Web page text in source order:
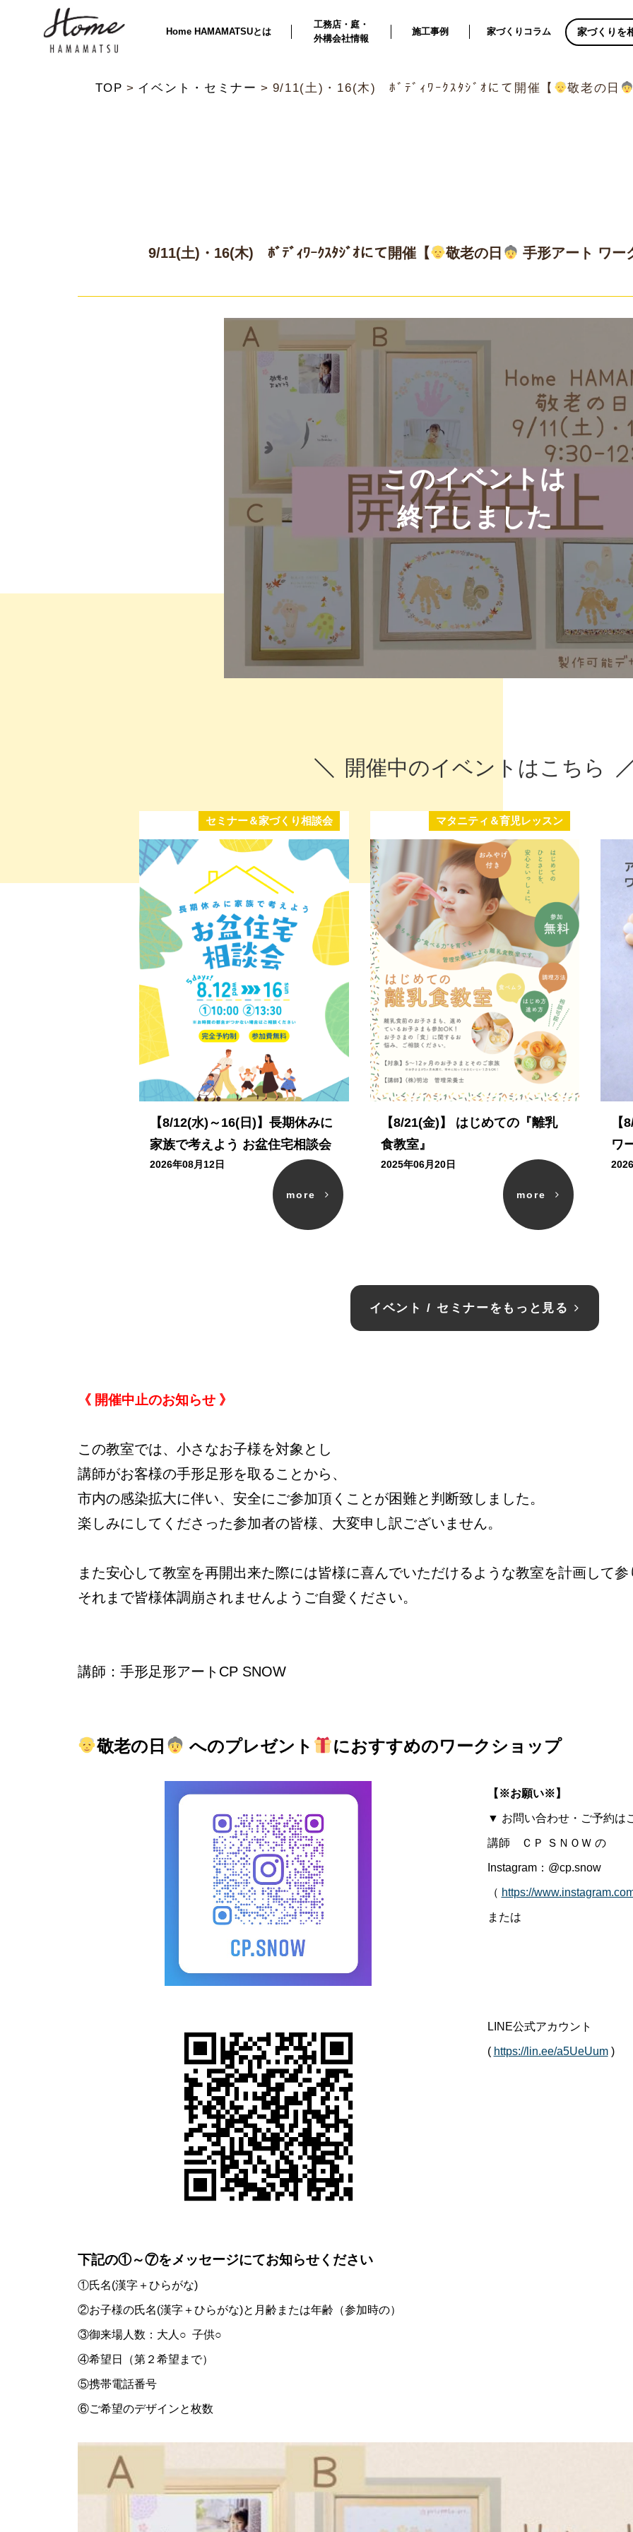
Home HAMAMATSUとは
工務店・庭・
外構会社情報
施工事例 家づくりコラム 家づくりを
TOP イベント・セミナー 9/11(土)・16(木) ﾎﾞﾃﾞｨﾜｰｸｽﾀｼﾞｵにて開催【 敬老の日
9/11(土)・16(木) ﾎﾞﾃﾞｨﾜｰｸｽﾀｼﾞｵにて開催【 敬老の日 手形アート ワー
このイベントは
終了しました
開催中のイベントはこちら
セミナー＆家づくり相談会
【8/12(水)～16(日)】長期休みに
家族で考えよう お盆住宅相談会
2026年08月12日
more
マタニティ＆育児レッスン
【8/21(金)】 はじめての『離乳
食教室』
2025年06月20日
more
ワ
イベント / セミナーをもっと見る
《 開催中止のお知らせ 》
この教室では、小さなお子様を対象とし
講師がお客様の手形足形を取ることから、
市内の感染拡大に伴い、安全にご参加頂くことが困難と判断致しました。
楽しみにしてくださった参加者の皆様、大変申し訳ございません。
また安心して教室を再開出来た際には皆様に喜んでいただけるような教室を計画して参
それまで皆様体調崩されませんようご自愛ください。
講師：手形足形アートCP SNOW
敬老の日 へのプレゼント におすすめのワークショップ
【※お願い※】
▼ お問い合わせ・ご予約は
講師 ＣＰ ＳＮＯＷ の
Instagram：@cp.snow
（ https://
または
LINE公式アカウント
( https://lin.ee/a5UeUum)
下記の①～⑦をメッセージにてお知らせください
①氏名(漢字＋ひらがな)
②お子様の氏名(漢字＋ひらがな)と月齢または年齢（参加時の）
③御来場人数：大人○ 子供○
④希望日（第２希望まで）
⑤携帯電話番号
⑥ご希望のデザインと枚数